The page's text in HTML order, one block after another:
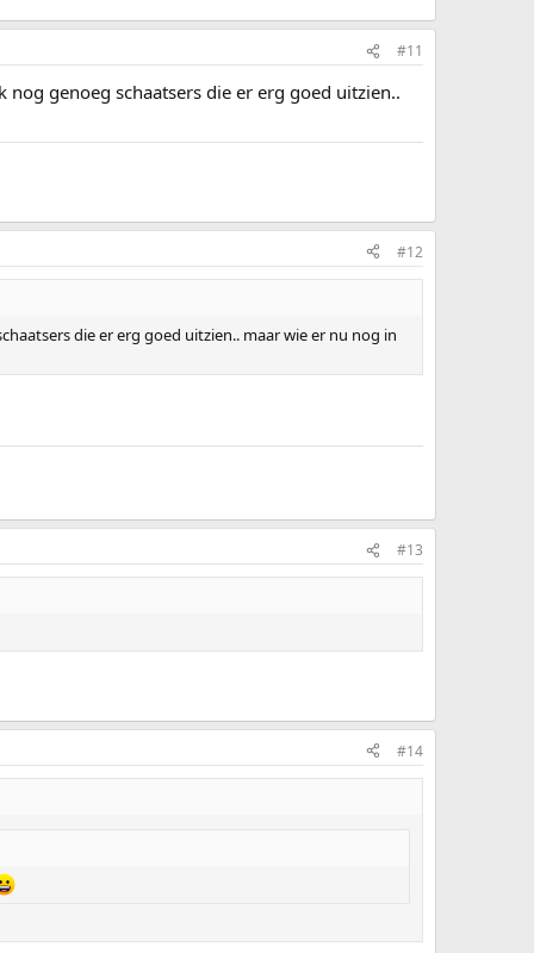
#11
genoeg schaatsers die er erg goed uitzien..
#12
die er erg goed uitzien.. maar wie er nu nog in
#13
#14